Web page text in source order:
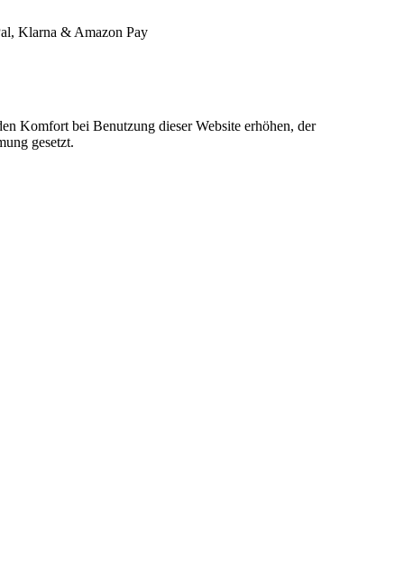
Klarna & Amazon Pay
Komfort bei Benutzung dieser Website erhöhen, der
gesetzt.